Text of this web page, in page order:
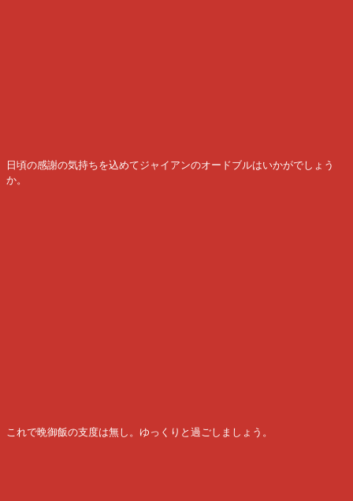
日頃の感謝の気持ちを込めてジャイアンのオードブルはいかがでしょう
か。
これで晩御飯の支度は無し。ゆっくりと過ごしましょう。